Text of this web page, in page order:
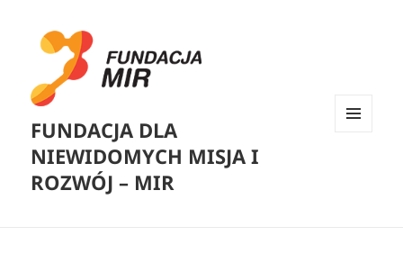
FUNDACJA DLA
NIEWIDOMYCH MISJA I
ROZWÓJ – MIR